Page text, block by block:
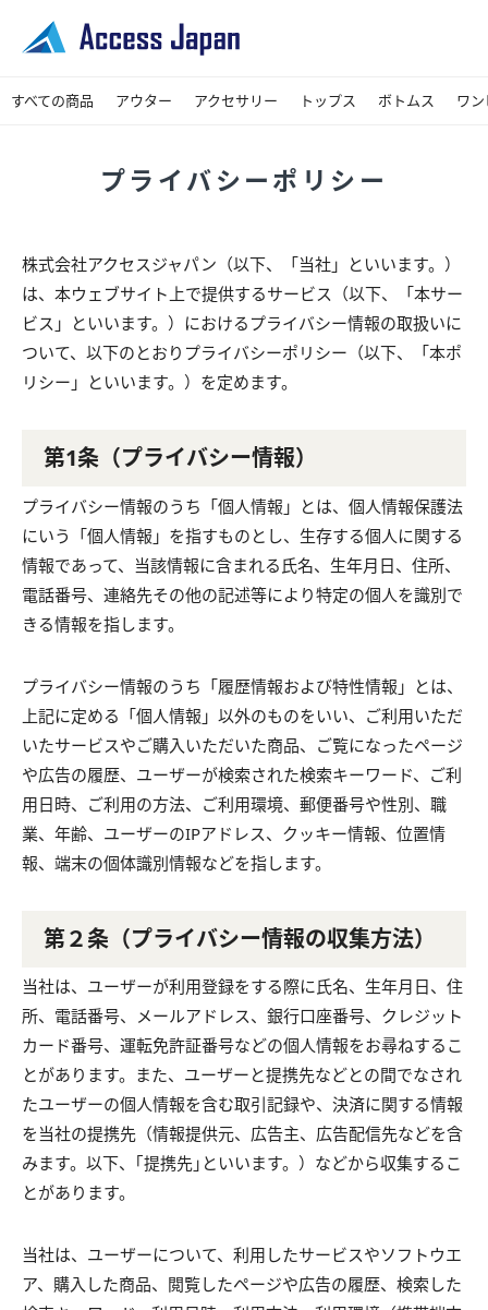
すべての商品 アウター アクセサリー トップス ボトムス ワ
プライバシーポリシー
株式会社アクセスジャパン（以下、「当社」といいます。）
は、本ウェブサイト上で提供するサービス（以下、「本サー
ビス」といいます。）におけるプライバシー情報の取扱いに
ついて、以下のとおりプライバシーポリシー（以下、「本ポ
リシー」といいます。）を定めます。
第1条（プライバシー情報）
プライバシー情報のうち「個人情報」とは、個人情報保護法
にいう「個人情報」を指すものとし、生存する個人に関する
情報であって、当該情報に含まれる氏名、生年月日、住所、
電話番号、連絡先その他の記述等により特定の個人を識別で
きる情報を指します。
プライバシー情報のうち「履歴情報および特性情報」とは、
上記に定める「個人情報」以外のものをいい、ご利用いただ
いたサービスやご購入いただいた商品、ご覧になったページ
や広告の履歴、ユーザーが検索された検索キーワード、ご利
用日時、ご利用の方法、ご利用環境、郵便番号や性別、職
業、年齢、ユーザーのIPアドレス、クッキー情報、位置情
報、端末の個体識別情報などを指します。
第２条（プライバシー情報の収集方法）
当社は、ユーザーが利用登録をする際に氏名、生年月日、住
所、電話番号、メールアドレス、銀行口座番号、クレジット
カード番号、運転免許証番号などの個人情報をお尋ねするこ
とがあります。また、ユーザーと提携先などとの間でなされ
たユーザーの個人情報を含む取引記録や、決済に関する情報
を当社の提携先（情報提供元、広告主、広告配信先などを含
みます。以下、｢提携先｣といいます。）などから収集するこ
とがあります。
当社は、ユーザーについて、利用したサービスやソフトウエ
ア、購入した商品、閲覧したページや広告の履歴、検索した